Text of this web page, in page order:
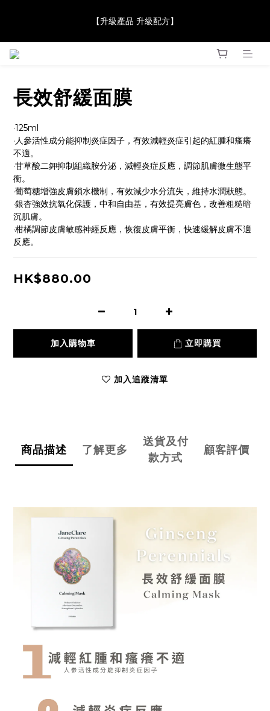
Award 勇奪金獎】
【升級產品 升級配方】
【JaneClare 康膚薈在iida Award Milan 2024 Professional
長效舒緩面膜
·125ml
·人參活性成分能抑制炎症因子，有效減輕炎症引起的紅腫和瘙癢
不適。
·甘草酸二鉀抑制組織胺分泌，減輕炎症反應，調節肌膚微生態平
衡。
·葡萄糖增強皮膚鎖水機制，有效減少水分流失，維持水潤狀態。
·銀杏強效抗氧化保護，中和自由基，有效提亮膚色，改善粗糙暗
沉肌膚。
·柑橘調節皮膚敏感神經反應，恢復皮膚平衡，快速緩解皮膚不適
反應。
HK$880.00
加入購物車 立即購買
加入追蹤清單
商品描述 了解更多
送貨及付
款方式
顧客評價